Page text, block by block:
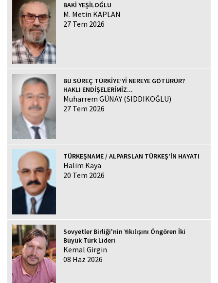
BAKİ YEŞİLOĞLU
M. Metin KAPLAN
27 Tem 2026
BU SÜREÇ TÜRKİYE’Yİ NEREYE GÖTÜRÜR?
HAKLI ENDİŞELERİMİZ...
Muharrem GÜNAY (SIDDIKOĞLU)
27 Tem 2026
TÜRKEŞNAME / ALPARSLAN TÜRKEŞ’İN HAYATI
Halim Kaya
20 Tem 2026
Sovyetler Birliği'nin Yıkılışını Öngören İki
Büyük Türk Lideri
Kemal Girgin
08 Haz 2026